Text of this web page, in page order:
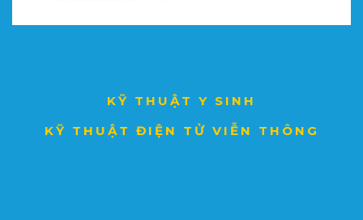
KỸ THUẬT Y SINH
KỸ THUẬT ĐIỆN TỬ VIỄN THÔNG